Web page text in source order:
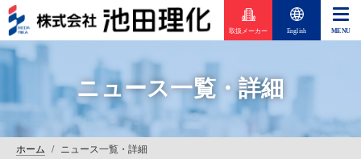
取扱メーカー English
ニュース一覧・詳細
ホーム / ニュース一覧・詳細